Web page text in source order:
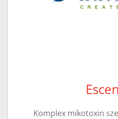
Komplex mikotoxin